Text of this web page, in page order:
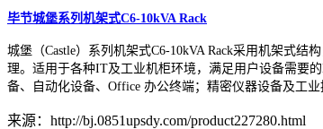
毕节城堡系列机架式C6-10kVA Rack
城堡（Castle）系列机架式C6-10kVA Rack采用机架式
理。适用于各种IT及工业机柜环境，满足用户设备需要
备、自动化设备、Office 办公终端；精密仪器设备及工业
来源：http://bj.0851upsdy.com/product227280.html